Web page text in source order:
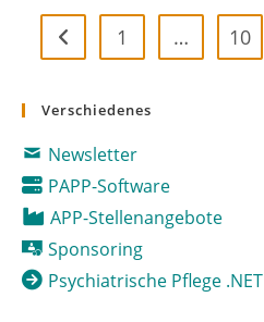
Zur vorherigen Seite
1 … 10
Verschiedenes
Newsletter
PAPP-Software
APP-Stellenangebote
Sponsoring
Psychiatrische Pflege .NET